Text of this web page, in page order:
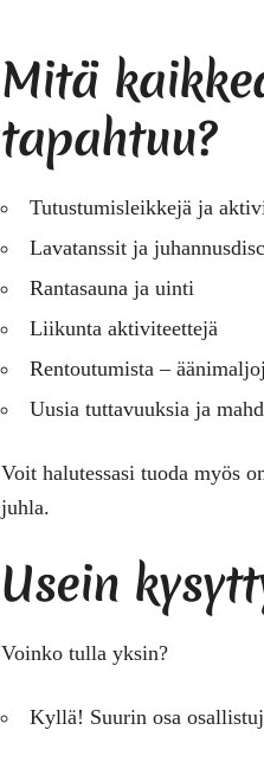
Mitä
tapahtuu?
Tutustumisleikkejä ja
Lavatanssit ja
Rantasauna ja uinti
Liikunta aktiviteettejä
Rentoutumista –
Uusia tuttavuuksia ja
Voit halutessasi tuoda myös
juhla.
Usein
Voinko tulla yksin?
Kyllä! Suurin osa